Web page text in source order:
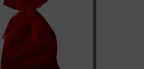
Textvorschau
Textvorschau